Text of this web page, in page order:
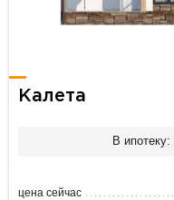
Калета
В ипотеку:
цена сейчас